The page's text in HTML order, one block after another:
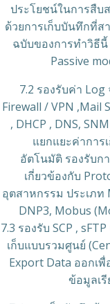
ประโยชน์ในการสืบ
ด้วยการเก็บบันทึกที่ส
ฉบับของการทำวิธี
Passive
7.2 รองรับค่า
Firewall / VPN ,Mail
, DHCP , DNS,
แยกแยะค่าการ
อัตโนมัติ รองรับก
เกี่ยวข้องกับ
อุตสาหกรรม ประเภท
DNP3, Mobus
7.3 รองรับ SCP ,
เก็บแบบรวมศูนย์
Export Data ออกเ
ข้อมูลเ